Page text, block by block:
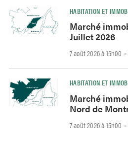
HABITATION ET
Marché
Juillet 2026
7 août 2026 à 15h00 -
HABITATION ET
Marché
Nord de
7 août 2026 à 15h00 -